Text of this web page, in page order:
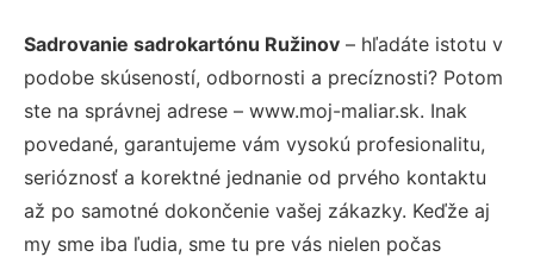
Sadrovanie sadrokartónu Ružinov – hľadáte istotu v
podobe skúseností, odbornosti a precíznosti? Potom
ste na správnej adrese – www.moj-maliar.sk. Inak
povedané, garantujeme vám vysokú profesionalitu,
serióznosť a korektné jednanie od prvého kontaktu
až po samotné dokončenie vašej zákazky. Keďže aj
my sme iba ľudia, sme tu pre vás nielen počas